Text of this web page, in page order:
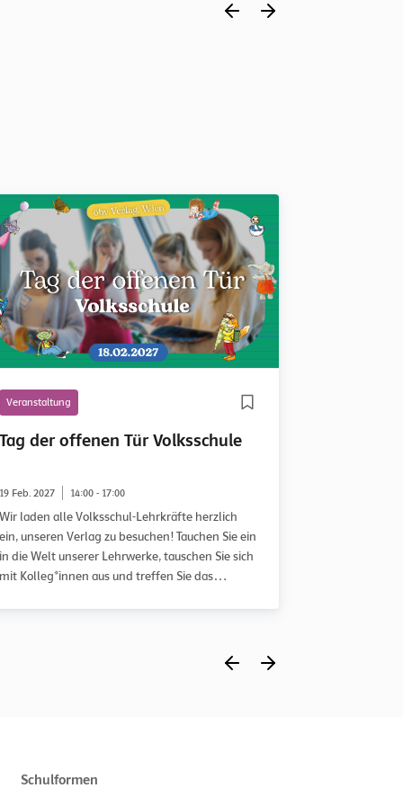
Veranstaltung
Tag der offenen Tür Volksschule
19 Feb. 2027 14:00 - 17:00
Wir laden alle Volksschul-Lehrkräfte herzlich
ein, unseren Verlag zu besuchen! Tauchen Sie ein
in die Welt unserer Lehrwerke, tauschen Sie sich
mit Kolleg*innen aus und treffen Sie das
Schulformen